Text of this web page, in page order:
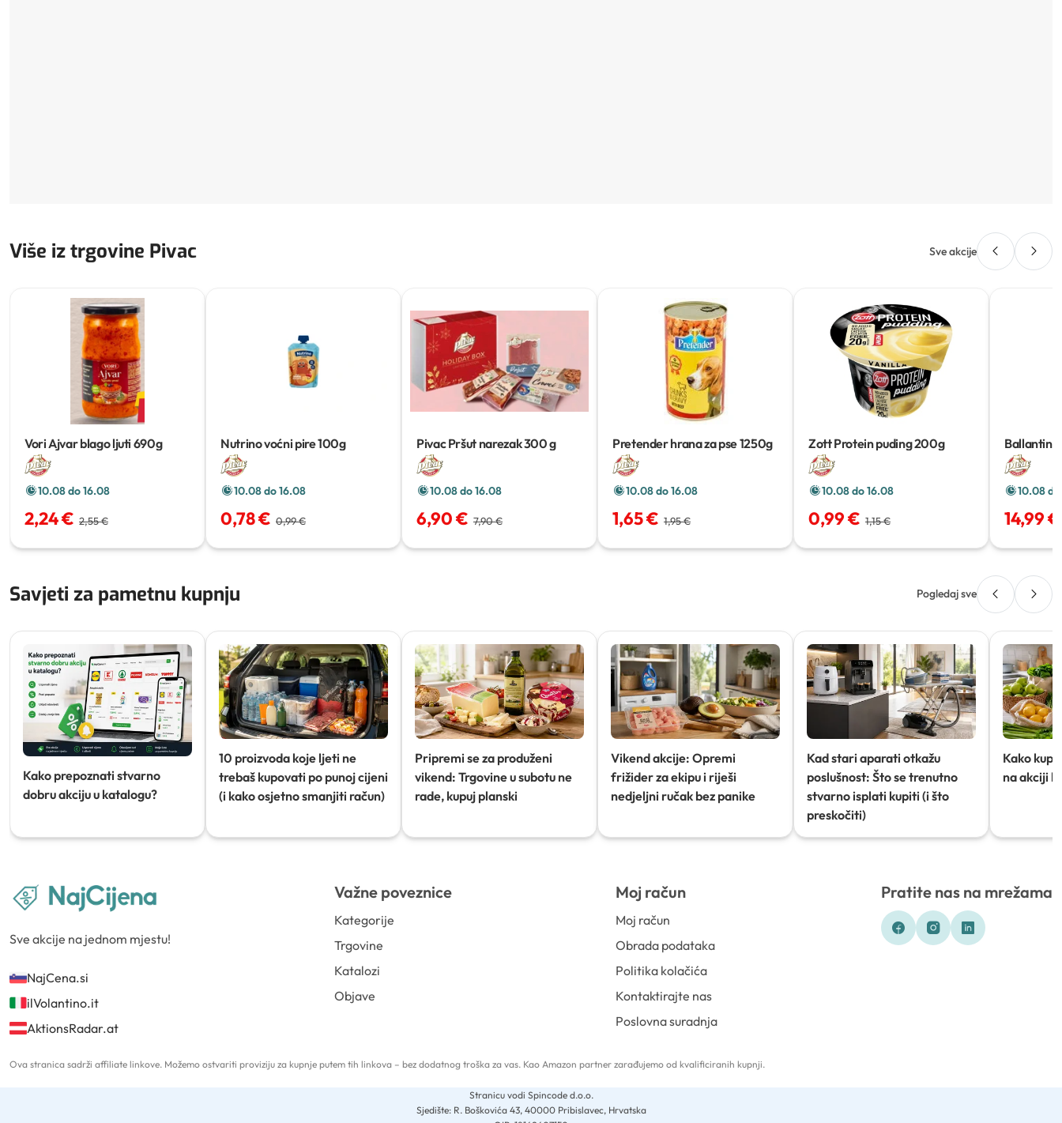
Više iz trgovine Pivac Sve akcije
Vori Ajvar blago ljuti 690g
10.08 do 16.08
2,24 € 2,55 €
Nutrino voćni pire100g
10.08 do 16.08
0,78 € 0,99 €
Pivac Pršut narezak300 g
10.08 do 16.08
6,90 € 7,90 €
Pretender hrana za pse1250g
10.08 do 16.08
1,65 € 1,95 €
Zott Protein puding200g
10.08 do 16.08
0,99 € 1,15 €
10.08
14,99 €
Savjeti za pametnu kupnju Pogledaj sve
Kako prepoznati stvarno
dobru akciju u katalogu?
10 proizvoda koje ljeti ne
trebaš kupovati po punoj cijeni
(i kako osjetno smanjiti račun)
Pripremi se za produženi
vikend: Trgovine u subotu ne
rade, kupuj planski
Vikend akcije: Opremi
frižider za ekipu i riješi
nedjeljni ručak bez panike
Kad stari aparati otkažu
poslušnost: Što se trenutno
stvarno isplati kupiti (i što
preskočiti)
Kako
na akciji
Sve akcije na jednom mjestu!
NajCena.si
ilVolantino.it
AktionsRadar.at
Važne poveznice
Kategorije
Trgovine
Katalozi
Objave
Moj račun
Moj račun
Obrada podataka
Politika kolačića
Kontaktirajte nas
Poslovna suradnja
Pratite nas na mrežama
Ova stranica sadrži affiliate linkove. Možemo ostvariti proviziju za kupnje putem tih linkova – bez dodatnog troška za vas. Kao Amazon partner zarađujemo od kvalificiranih kupnji.
Stranicu vodi Spincode d.o.o.
Sjedište: R. Boškovića 43, 40000 Pribislavec, Hrvatska